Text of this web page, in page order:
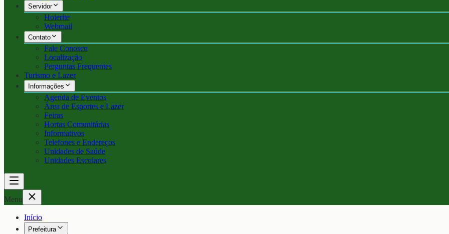
Servidor
Holerite
Webmail
Contato
Fale Conosco
Localização
Perguntas Frequentes
Turismo e Lazer
Informações
Agenda de Eventos
Área de Esportes e Lazer
Feiras
Hortas Comunitárias
Informativos
Telefones e Endereços
Unidades de Saúde
Unidades Escolares
Menu
Início
Prefeitura